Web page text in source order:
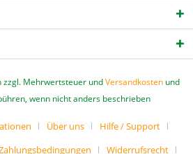
zzgl. Mehrwertsteuer undVersandkostenund
wenn nicht anders beschrieben
Über uns
Hilfe / Support
Widerrufsrecht